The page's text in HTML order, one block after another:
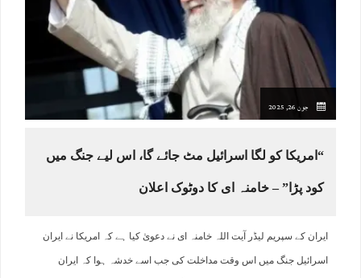
جون 26, 2025
“امریکا کو لگا اسرائیل مٹ جائے گا، اس لیے جنگ میں
کود پڑا” – خامنہ ای کا دوٹوک اعلان
ایران کے سپریم لیڈر آیت اللہ خامنہ ای نے دعویٰ کیا ہے کہ امریکا نے ایران
اسرائیل جنگ میں اس وقت مداخلت کی جب اسے خدشہ ہوا کہ ایران